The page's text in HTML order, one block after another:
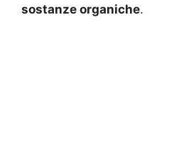
sostanze organiche.